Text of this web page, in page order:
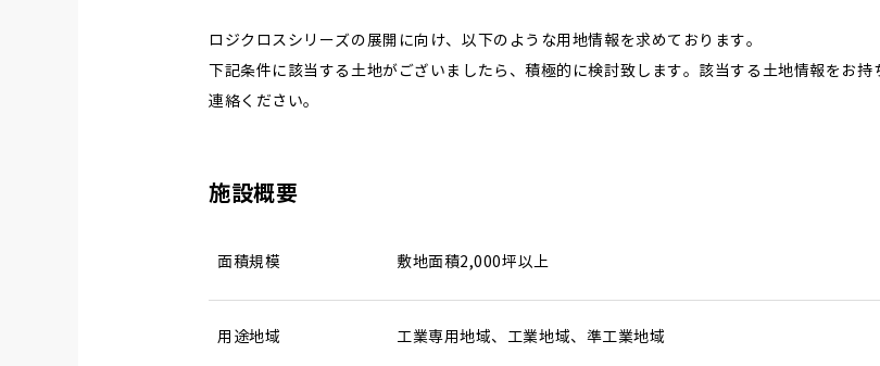
ロジクロスシリーズの展開に向け、以下のような用地情報を求めております。
下記条件に該当する土地がございましたら、積極的に検討致します。該当する土地情報をお
連絡ください。
施設概要
面積規模 敷地面積2,000坪以上
用途地域 工業専用地域、工業地域、準工業地域